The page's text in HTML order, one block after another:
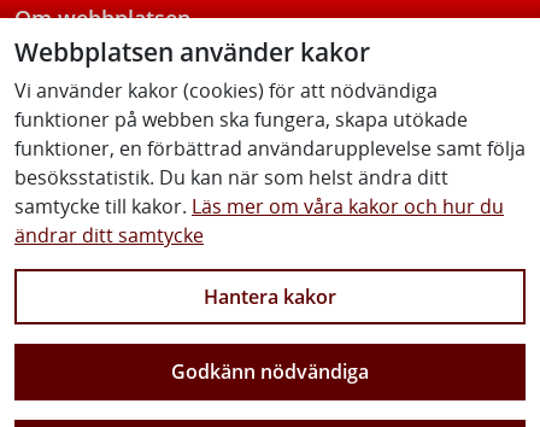
Webbplatsen använder kakor
Vi använder kakor (cookies) för att nödvändiga
funktioner på webben ska fungera, skapa utökade
funktioner, en förbättrad användarupplevelse samt följa
besöksstatistik. Du kan när som helst ändra ditt
samtycke till kakor. Läs mer om våra kakor och hur du
ändrar ditt samtycke
Hantera kakor
Godkänn nödvändiga
Vi gör Sverige närmare
Om webbplatsen
Tillgänglighetsredogörelse
Följ oss
Facebook Youtube